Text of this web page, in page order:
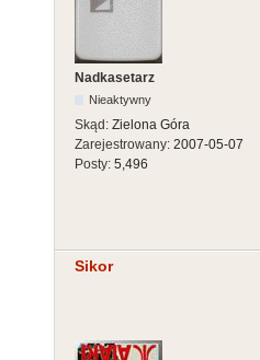
Nadkasetarz
Nieaktywny
Skąd: Zielona Góra
Zarejestrowany: 2007-05-07
Posty: 5,496
Sikor